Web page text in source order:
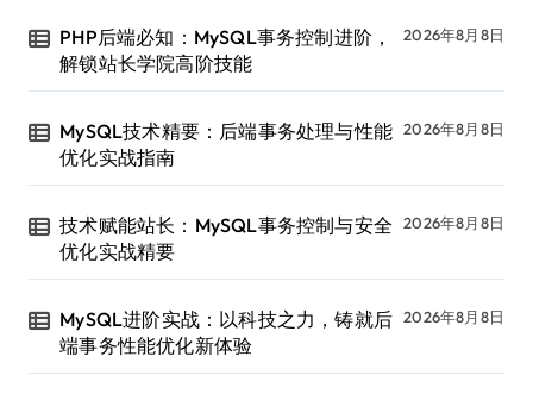
PHP后端必知：MySQL事务控制进阶，
解锁站长学院高阶技能
2026年8月8日
MySQL技术精要：后端事务处理与性能
优化实战指南
2026年8月8日
技术赋能站长：MySQL事务控制与安全
优化实战精要
2026年8月8日
MySQL进阶实战：以科技之力，铸就后
端事务性能优化新体验
2026年8月8日